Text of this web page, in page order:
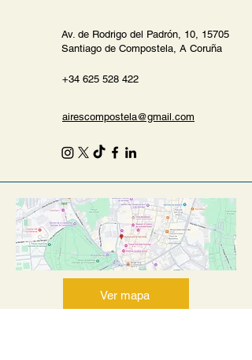
Av. de Rodrigo del Padrón, 10, 15705
Santiago de Compostela, A Coruña
+34 625 528 422
airescompostela@gmail.com
Ver mapa